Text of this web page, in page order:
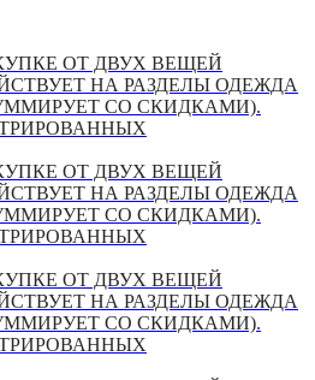
ОТ ДВУХ ВЕЩЕЙ
НА РАЗДЕЛЫ ОДЕЖДА
СО СКИДКАМИ).
ОТ ДВУХ ВЕЩЕЙ
НА РАЗДЕЛЫ ОДЕЖДА
СО СКИДКАМИ).
ОТ ДВУХ ВЕЩЕЙ
НА РАЗДЕЛЫ ОДЕЖДА
СО СКИДКАМИ).